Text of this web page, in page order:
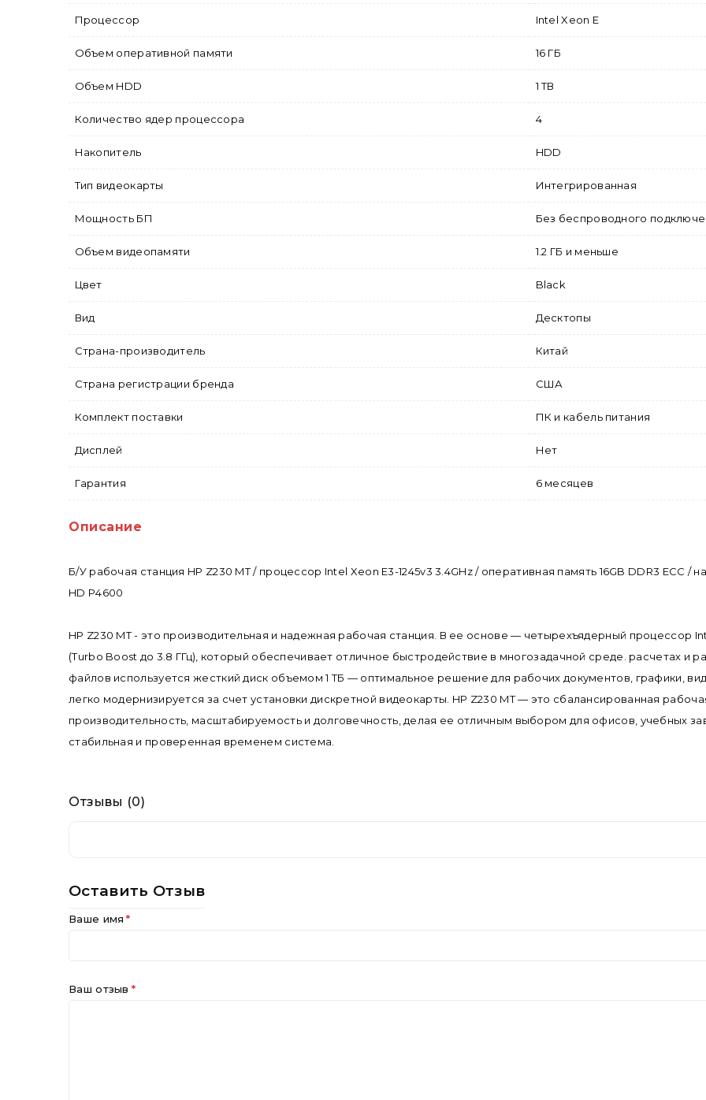
Процессор Intel Xeon E
Объем оперативной памяти 16 ГБ
Объем HDD 1 ТВ
Количество ядер процессора 4
Накопитель HDD
Тип видеокарты Интегрированная
Мощность БП Без беспроводного
Объем видеопамяти 1.2 ГБ и меньше
Цвет Black
Вид Десктопы
Страна-производитель Китай
Страна регистрации бренда США
Комплект поставки ПК и кабель питания
Дисплей Нет
Гарантия 6 месяцев
Описание
Б/У рабочая станция HP Z230 MT / процессор Intel Xeon E3-1245v3 3.4GHz / оперативная память 16GB DDR3 ECC /
HD P4600
HP Z230 MT - это производительная и надежная рабочая станция. В ее основе — четырехъядерный процессор
(Turbo Boost до 3.8 ГГц), который обеспечивает отличное быстродействие в многозадачной среде. расчетах и
файлов используется жесткий диск объемом 1 ТБ — оптимальное решение для рабочих документов, графики,
легко модернизируется за счет установки дискретной видеокарты. HP Z230 MT — это сбалансированная
производительность, масштабируемость и долговечность, делая ее отличным выбором для офисов, учебных
стабильная и проверенная временем система.
Отзывы (0)
Оставить Отзыв